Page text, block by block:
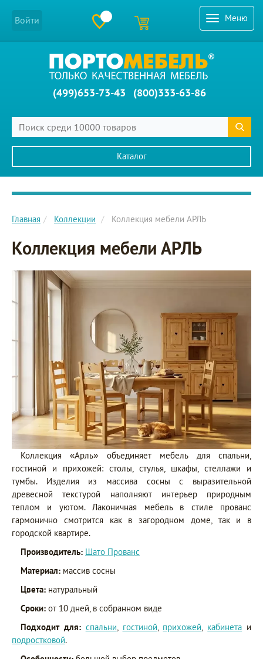
Меню
Войти
(499)653-73-43 (800)333-63-86
Каталог
Главное меню сайта
Главная Коллекции Коллекция мебели АРЛЬ
Коллекция мебели АРЛЬ
Коллекция «Арль» объединяет мебель для спальни,
гостиной и прихожей: столы, стулья, шкафы, стеллажи и
тумбы. Изделия из массива сосны с выразительной
древесной текстурой наполняют интерьер природным
теплом и уютом. Лаконичная мебель в стиле прованс
гармонично смотрится как в загородном доме, так и в
городской квартире.
Производитель: Шато Прованс
Материал: массив сосны
Цвета: натуральный
Сроки: от 10 дней, в собранном виде
Подходит для: спальни, гостиной, прихожей, кабинета и
подростковой.